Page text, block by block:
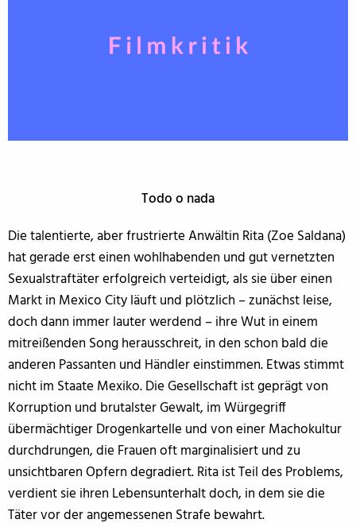
Todo o nada
Die talentierte, aber frustrierte Anwältin Rita (Zoe Saldana)
hat gerade erst einen wohlhabenden und gut vernetzten
Sexualstraftäter erfolgreich verteidigt, als sie über einen
Markt in Mexico City läuft und plötzlich – zunächst leise,
doch dann immer lauter werdend – ihre Wut in einem
mitreißenden Song herausschreit, in den schon bald die
anderen Passanten und Händler einstimmen. Etwas stimmt
nicht im Staate Mexiko. Die Gesellschaft ist geprägt von
Korruption und brutalster Gewalt, im Würgegriff
übermächtiger Drogenkartelle und von einer Machokultur
durchdrungen, die Frauen oft marginalisiert und zu
unsichtbaren Opfern degradiert. Rita ist Teil des Problems,
verdient sie ihren Lebensunterhalt doch, in dem sie die
Täter vor der angemessenen Strafe bewahrt.